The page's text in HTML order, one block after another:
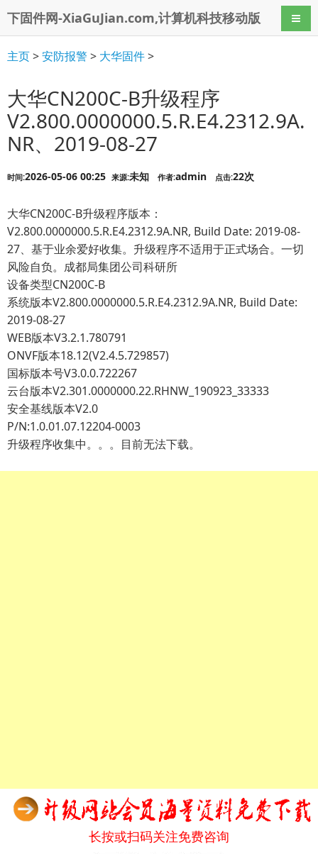
下固件网-XiaGuJian.com,计算机科技移动版 导航
主页>安防报警> 大华固件>
大华CN200C-B升级程序
V2.800.0000000.5.R.E4.2312.9A.
NR、2019-08-27
时间:2026-05-06 00:25 来源:未知 作者:admin 点击:22次
大华CN200C-B升级程序版本：
V2.800.0000000.5.R.E4.2312.9A.NR, Build Date: 2019-08-
27、基于业余爱好收集。升级程序不适用于正式场合。一切
风险自负。成都局集团公司科研所
设备类型CN200C-B
系统版本V2.800.0000000.5.R.E4.2312.9A.NR, Build Date:
2019-08-27
WEB版本V3.2.1.780791
ONVF版本18.12(V2.4.5.729857)
国标版本号V3.0.0.722267
云台版本V2.301.0000000.22.RHNW_190923_33333
安全基线版本V2.0
P/N:1.0.01.07.12204-0003
升级程序收集中。。。目前无法下载。
长按或扫码关注免费咨询